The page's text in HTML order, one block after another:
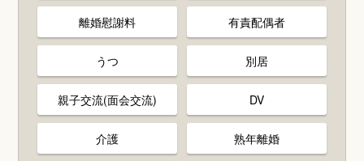
離婚慰謝料 有責配偶者
うつ 別居
親子交流(面会交流) DV
介護 熟年離婚